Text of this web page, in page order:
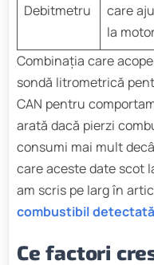
Debitmetru
care
la
Combinația care
sondă litrometrică
CAN pentru
arată dacă pierzi
consumi mai mult
care aceste date scot
am scris pe larg în
combustibil
Ce factori